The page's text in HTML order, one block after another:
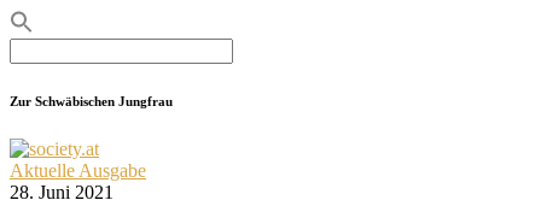
for:
Zur Schwäbischen Jungfrau
Aktuelle Ausgabe
28. Juni 2021